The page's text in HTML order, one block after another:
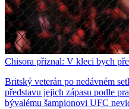
Chisora přiznal: V kleci bych
Britský veterán po nedávném
představu jejich zápasu podle
bývalému šampionovi UFC